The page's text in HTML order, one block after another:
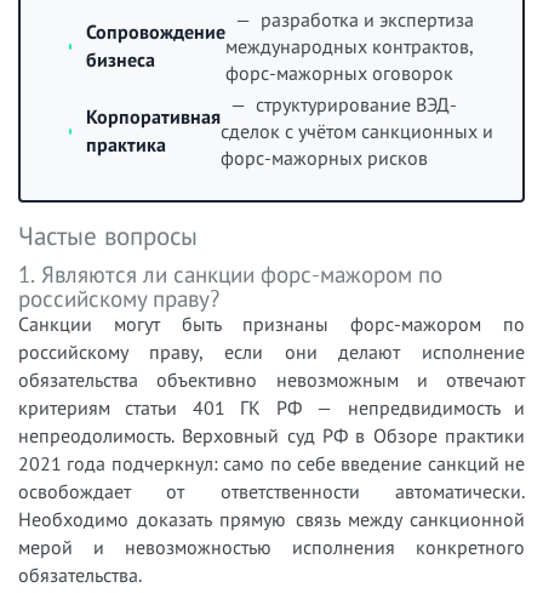
Сопровождение
бизнеса
— разработка и экспертиза
международных контрактов,
форс-мажорных оговорок
Корпоративная
практика
— структурирование ВЭД-
сделок с учётом санкционных и
форс-мажорных рисков
Частые вопросы
1. Являются ли санкции форс-мажором по
российскому праву?
Санкции могут быть признаны форс-мажором по
российскому праву, если они делают исполнение
обязательства объективно невозможным и отвечают
критериям статьи 401 ГК РФ — непредвидимость и
непреодолимость. Верховный суд РФ в Обзоре практики
2021 года подчеркнул: само по себе введение санкций не
освобождает от ответственности автоматически.
Необходимо доказать прямую связь между санкционной
мерой и невозможностью исполнения конкретного
обязательства.